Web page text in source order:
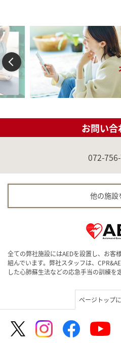
Previous
お問い合
072-
他の施設
全ての弊社施設にはAEDを設置し、お客
組んでいます。弊社スタッフは、
した心肺蘇生法などの応急手当の訓練を
ページトップ